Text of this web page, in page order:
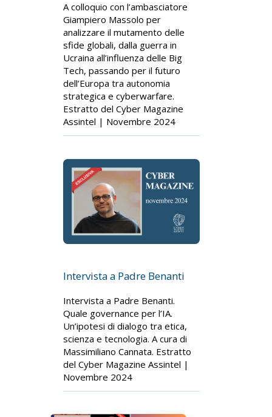
A colloquio con l’ambasciatore
Giampiero Massolo per
analizzare il mutamento delle
sfide globali, dalla guerra in
Ucraina all’influenza delle Big
Tech, passando per il futuro
dell’Europa tra autonomia
strategica e cyberwarfare.
Estratto del Cyber Magazine
Assintel | Novembre 2024
Intervista a Padre Benanti
Intervista a Padre Benanti.
Quale governance per l’IA.
Un’ipotesi di dialogo tra etica,
scienza e tecnologia. A cura di
Massimiliano Cannata. Estratto
del Cyber Magazine Assintel |
Novembre 2024